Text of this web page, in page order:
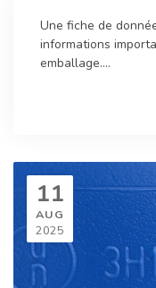
Une fiche de
informations
emballage....
11
AUG
2025